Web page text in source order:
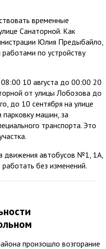
временные
Санаторной. Как
Юлия Предыбайло,
по устройству
10 августа до 00:00 20
от улицы Лобозова до
до 10 сентября на улице
машин, за
транспорта. Это
движения автобусов №1, 1А,
без изменений.
произошло возгорание